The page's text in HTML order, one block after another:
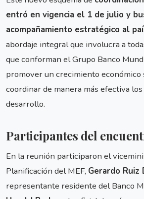
entró en vigencia el 1 de julio y
acompañamiento estratégico al
abordaje integral que involucra a
que conforman el Grupo Banco
promover un crecimiento
coordinar de manera más efectiva
desarrollo.
Participantes del
En la reunión participaron el
Planificación del MEF, Gerardo Ruiz
representante residente del Banco